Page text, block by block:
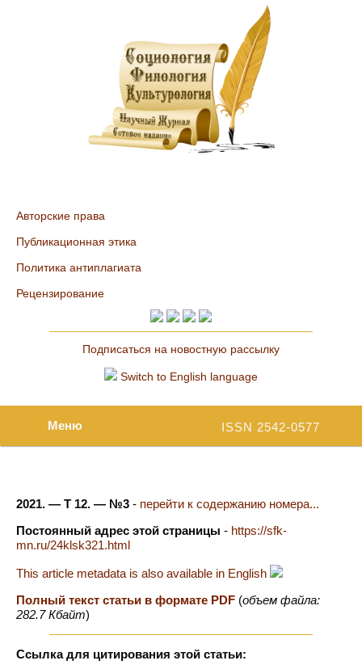
Авторские права
Публикационная этика
Политика антиплагиата
Рецензирование
Подписаться на новостную рассылку
Switch to English language
ISSN 2542-0577
Меню
2021. — Т 12. — №3 - перейти к содержанию номера...
Постоянный адрес этой страницы - https://sfk-
mn.ru/24klsk321.html
This article metadata is also available in English
Полный текст статьи в формате PDF (объем файла:
282.7 Кбайт)
Ссылка для цитирования этой статьи: